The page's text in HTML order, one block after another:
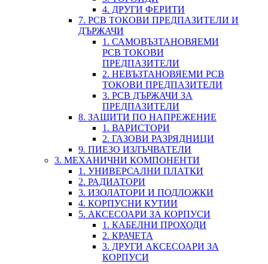
4. ДРУГИ ФЕРИТИ
7. PCB ТОКОВИ ПРЕДПАЗИТЕЛИ И
ДЪРЖАЧИ
1. САМОВЪЗТАНОВЯЕМИ
PCB ТОКОВИ
ПРЕДПАЗИТЕЛИ
2. НЕВЪЗТАНОВЯЕМИ PCB
ТОКОВИ ПРЕДПАЗИТЕЛИ
3. PCB ДЪРЖАЧИ ЗА
ПРЕДПАЗИТЕЛИ
8. ЗАЩИТИ ПО НАПРЕЖЕНИЕ
1. ВАРИСТОРИ
2. ГАЗОВИ РАЗРЯДНИЦИ
9. ПИЕЗО ИЗЛЪЧВАТЕЛИ
3. МЕХАНИЧНИ КОМПОНЕНТИ
1. УНИВЕРСАЛНИ ПЛАТКИ
2. РАДИАТОРИ
3. ИЗОЛАТОРИ И ПОДЛОЖКИ
4. КОРПУСНИ КУТИИ
5. АКСЕСОАРИ ЗА КОРПУСИ
1. КАБЕЛНИ ПРОХОДИ
2. КРАЧЕТА
3. ДРУГИ АКСЕСОАРИ ЗА
КОРПУСИ